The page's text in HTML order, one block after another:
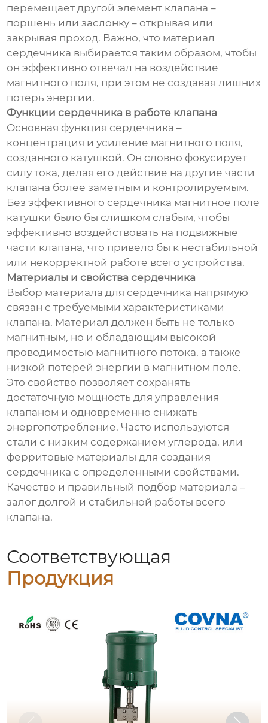
перемещает другой элемент клапана –
поршень или заслонку – открывая или
закрывая проход. Важно, что материал
сердечника выбирается таким образом, чтобы
он эффективно отвечал на воздействие
магнитного поля, при этом не создавая лишних
потерь энергии.
Функции сердечника в работе клапана
Основная функция сердечника –
концентрация и усиление магнитного поля,
созданного катушкой. Он словно фокусирует
силу тока, делая его действие на другие части
клапана более заметным и контролируемым.
Без эффективного сердечника магнитное поле
катушки было бы слишком слабым, чтобы
эффективно воздействовать на подвижные
части клапана, что привело бы к нестабильной
или некорректной работе всего устройства.
Материалы и свойства сердечника
Выбор материала для сердечника напрямую
связан с требуемыми характеристиками
клапана. Материал должен быть не только
магнитным, но и обладающим высокой
проводимостью магнитного потока, а также
низкой потерей энергии в магнитном поле.
Это свойство позволяет сохранять
достаточную мощность для управления
клапаном и одновременно снижать
энергопотребление. Часто используются
стали с низким содержанием углерода, или
ферритовые материалы для создания
сердечника с определенными свойствами.
Качество и правильный подбор материала –
залог долгой и стабильной работы всего
клапана.
Соответствующая
Продукция